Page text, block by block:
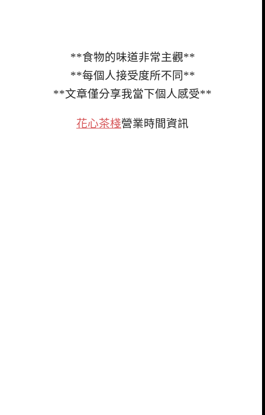
**食物的味道非常主觀**
**每個人接受度所不同**
**文章僅分享我當下個人感受**
花心茶棧營業時間資訊